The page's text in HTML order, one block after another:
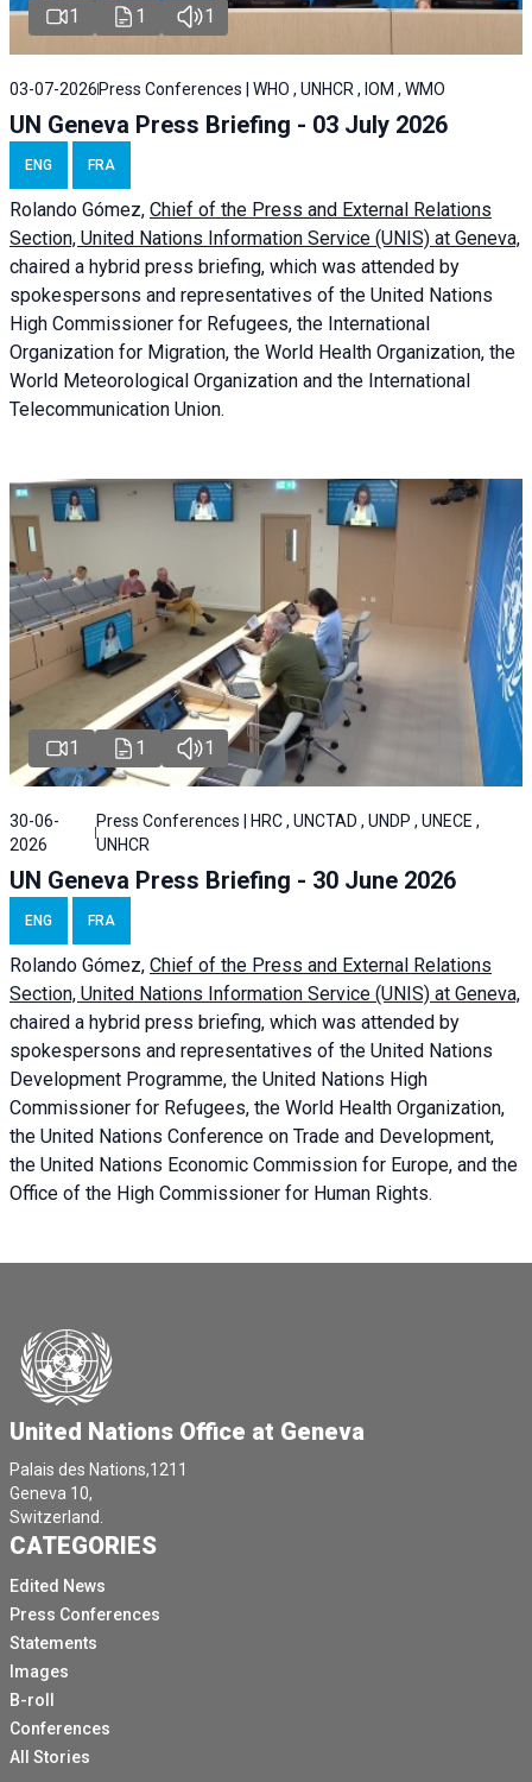
1 1 1
03-07-2026 Press Conferences | WHO , UNHCR , IOM , WMO
UN Geneva Press Briefing - 03 July 2026
ENG FRA
Rolando Gómez, Chief of the Press and External Relations
Section, United Nations Information Service (UNIS) at Geneva,
chaired a hybrid press briefing, which was attended by
spokespersons and representatives of the United Nations
High Commissioner for Refugees, the International
Organization for Migration, the World Health Organization, the
World Meteorological Organization and the International
Telecommunication Union.
1 1 1
30-06-
2026
Press Conferences | HRC , UNCTAD , UNDP , UNECE ,
UNHCR
UN Geneva Press Briefing - 30 June 2026
ENG FRA
Rolando Gómez, Chief of the Press and External Relations
Section, United Nations Information Service (UNIS) at Geneva,
chaired a hybrid press briefing, which was attended by
spokespersons and representatives of the United Nations
Development Programme, the United Nations High
Commissioner for Refugees, the World Health Organization,
the United Nations Conference on Trade and Development,
the United Nations Economic Commission for Europe, and the
Office of the High Commissioner for Human Rights.
United Nations Office at Geneva
Palais des Nations,1211
Geneva 10,
Switzerland.
CATEGORIES
Edited News
Press Conferences
Statements
Images
B-roll
Conferences
All Stories